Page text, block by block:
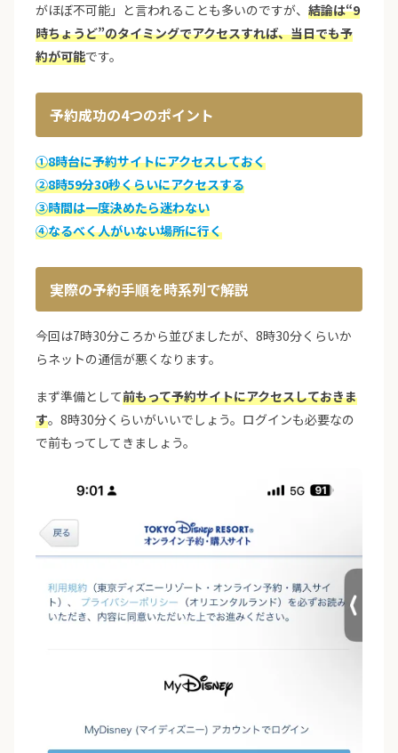
がほぼ不可能」と言われることも多いのですが、 結論は“9
時ちょうど”のタイミングでアクセスすれば、当日でも予
約が可能です。
予約成功の4つのポイント
①8時台に予約サイトにアクセスしておく
②8時59分30秒くらいにアクセスする
③時間は一度決めたら迷わない
④なるべく人がいない場所に行く
実際の予約手順を時系列で解説
今回は7時30分ころから並びましたが、8時30分くらいか
らネットの通信が悪くなります。
まず準備として前もって予約サイトにアクセスしておきま
す。8時30分くらいがいいでしょう。ログインも必要なの
で前もってしてきましょう。